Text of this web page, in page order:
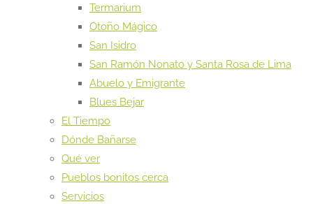
Termarium
Otoño Mágico
San Isidro
San Ramón Nonato y Santa Rosa de Lima
Abuelo y Emigrante
Blues Bejar
El Tiempo
Dónde Bañarse
Qué ver
Pueblos bonitos cerca
Servicios